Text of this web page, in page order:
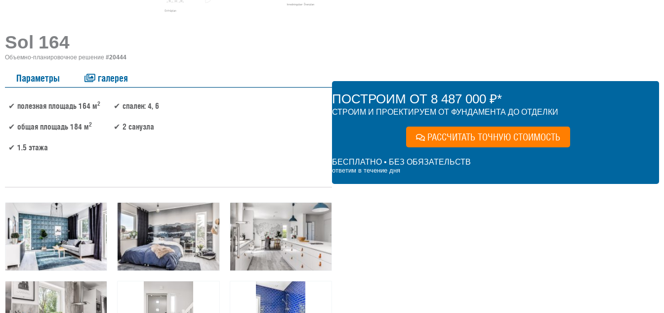
Sol 164
Объемно-планировочное решение #20444
Параметры галерея
полезная площадь 164 м2
общая площадь 184 м2
1.5 этажа
спален: 4, 6
2 санузла
ПОСТРОИМ ОТ 8 487 000 ₽*
СТРОИМ И ПРОЕКТИРУЕМ ОТ ФУНДАМЕНТА ДО ОТДЕЛКИ
РАССЧИТАТЬ ТОЧНУЮ СТОИМОСТЬ
БЕСПЛАТНО • БЕЗ ОБЯЗАТЕЛЬСТВ
ответим в течение дня